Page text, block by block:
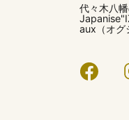
代々木八
aux（オグ